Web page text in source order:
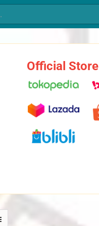
Official Store